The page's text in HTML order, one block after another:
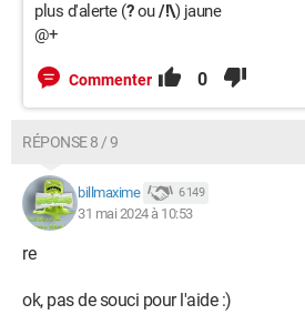
plus d'alerte (?ou/!\) jaune
@+
Commenter 0
RÉPONSE 8 / 9
billmaxime 6 149
31 mai 2024 à 10:53
re
ok, pas de souci pour l'aide :)